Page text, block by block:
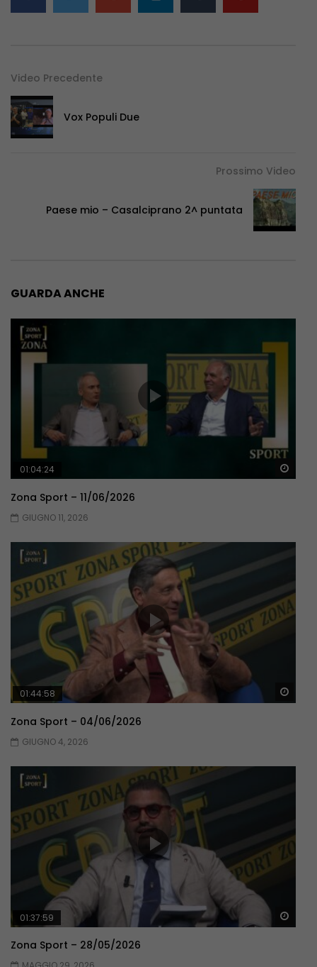
Video Precedente
Vox Populi Due
Prossimo Video
Paese mio – Casalciprano 2^ puntata
GUARDA ANCHE
01:04:24
Zona Sport – 11/06/2026
GIUGNO 11, 2026
01:44:58
Zona Sport – 04/06/2026
GIUGNO 4, 2026
01:37:59
Zona Sport – 28/05/2026